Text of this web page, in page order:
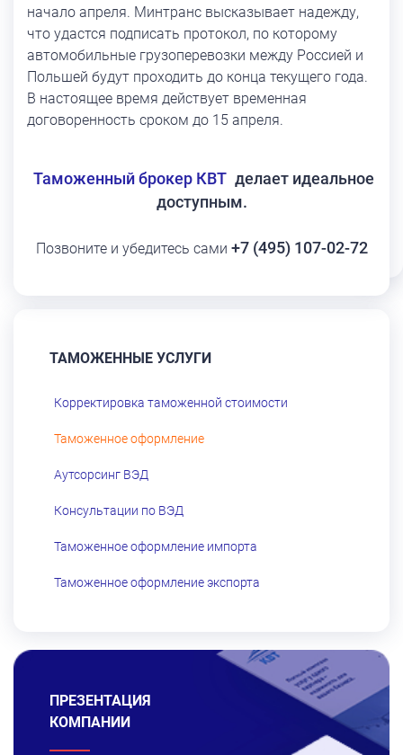
начало апреля. Минтранс высказывает надежду,
что удастся подписать протокол, по которому
автомобильные грузоперевозки между Россией и
Польшей будут проходить до конца текущего года.
В настоящее время действует временная
договоренность сроком до 15 апреля.
Таможенный брокер КВТ делает идеальное
доступным.
Позвоните и убедитесь сами +7 (495) 107-02-72
ТАМОЖЕННЫЕ УСЛУГИ
Корректировка таможенной стоимости
Таможенное оформление
Аутсорсинг ВЭД
Консультации по ВЭД
Таможенное оформление импорта
Таможенное оформление экспорта
ПРЕЗЕНТАЦИЯ
КОМПАНИИ